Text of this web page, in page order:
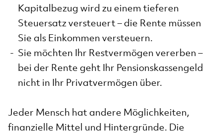
Kapitalbezug wird zu einem tieferen
Steuersatz versteuert – die Rente müssen
Sie als Einkommen versteuern.
Sie möchten Ihr Restvermögen vererben –
bei der Rente geht Ihr Pensionskassengeld
nicht in Ihr Privatvermögen über.
Jeder Mensch hat andere Möglichkeiten,
finanzielle Mittel und Hintergründe. Die